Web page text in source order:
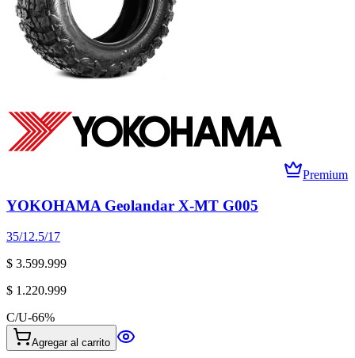
Premium
YOKOHAMA Geolandar X-MT G005
35/12.5/17
$ 3.599.999
$ 1.220.999
C/U-66%
Agregar al carrito